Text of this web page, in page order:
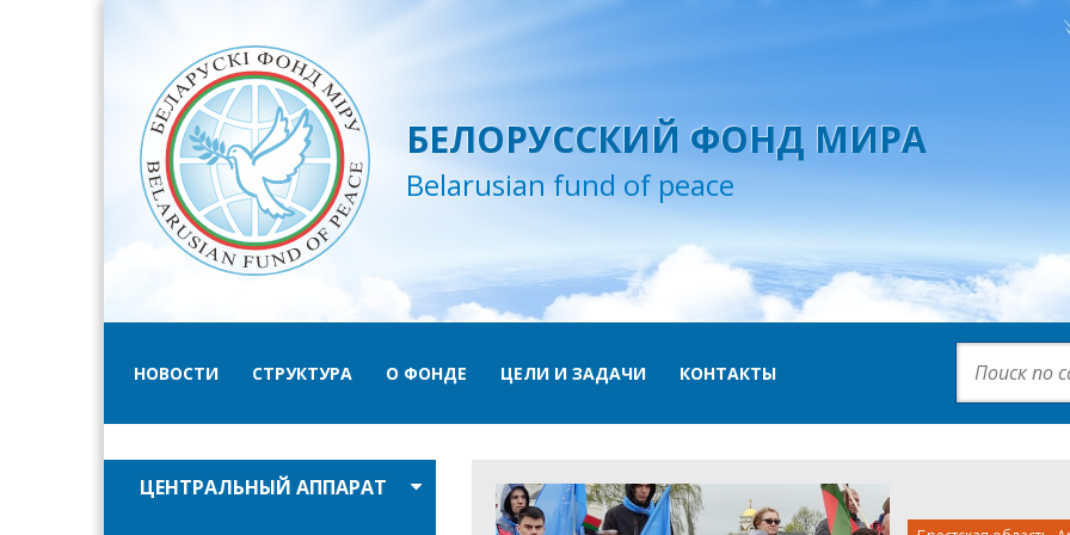
БЕЛОРУССКИЙ ФОНД МИРА
Belarusian fund of peace
НОВОСТИ СТРУКТУРА О ФОНДЕ ЦЕЛИ И ЗАДАЧИ КОНТАКТЫ
ЦЕНТРАЛЬНЫЙ АППАРАТ